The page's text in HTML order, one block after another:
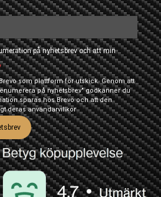
på nyhetsbrev och att min
som plattform för utskick. Genom att
på nyhetsbrev" godkänner du
sparas hos Brevo och att den
derasanvändarvillkor